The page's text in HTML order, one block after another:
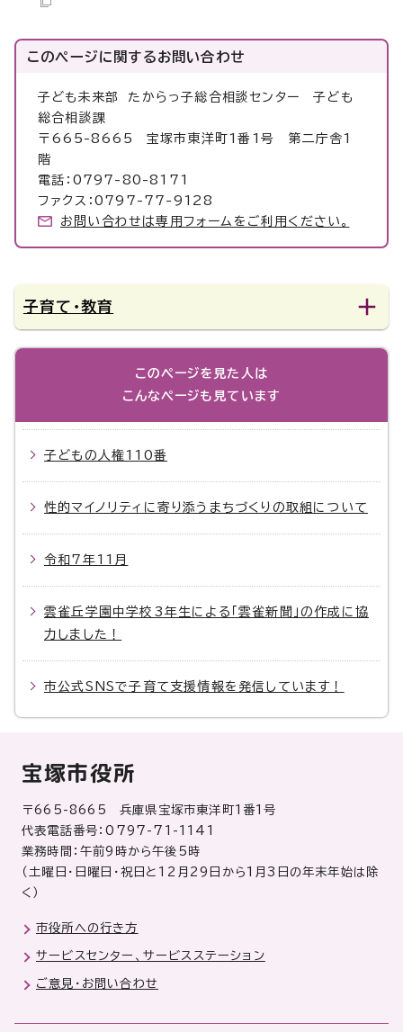
このページに関するお問い合わせ
子ども未来部 たからっ子総合相談センター 子ども
総合相談課
〒665-8665 宝塚市東洋町1番1号 第二庁舎1
階
電話：0797-80-8171
ファクス：0797-77-9128
お問い合わせは専用フォームをご利用ください。
子育て・教育
このページを見た人は
こんなページも見ています
子どもの人権110番
性的マイノリティに寄り添うまちづくりの取組について
令和7年11月
雲雀丘学園中学校3年生による「雲雀新聞」の作成に協
力しました！
市公式SNSで子育て支援情報を発信しています！
宝塚市役所
〒665-8665 兵庫県宝塚市東洋町1番1号
代表電話番号：0797-71-1141
業務時間：午前9時から午後5時
（土曜日・日曜日・祝日と12月29日から1月3日の年末年始は除
く）
市役所への行き方
サービスセンター、サービスステーション
ご意見・お問い合わせ